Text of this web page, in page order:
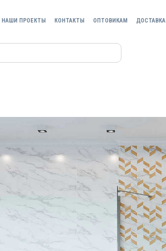
НАШИ ПРОЕКТЫ КОНТАКТЫ ОПТОВИКАМ ДОСТАВКА